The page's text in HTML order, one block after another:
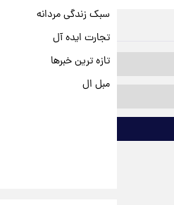
سبک زندگی مردانه
تجارت ایده آل
تازه ترین خبرها
مبل ال